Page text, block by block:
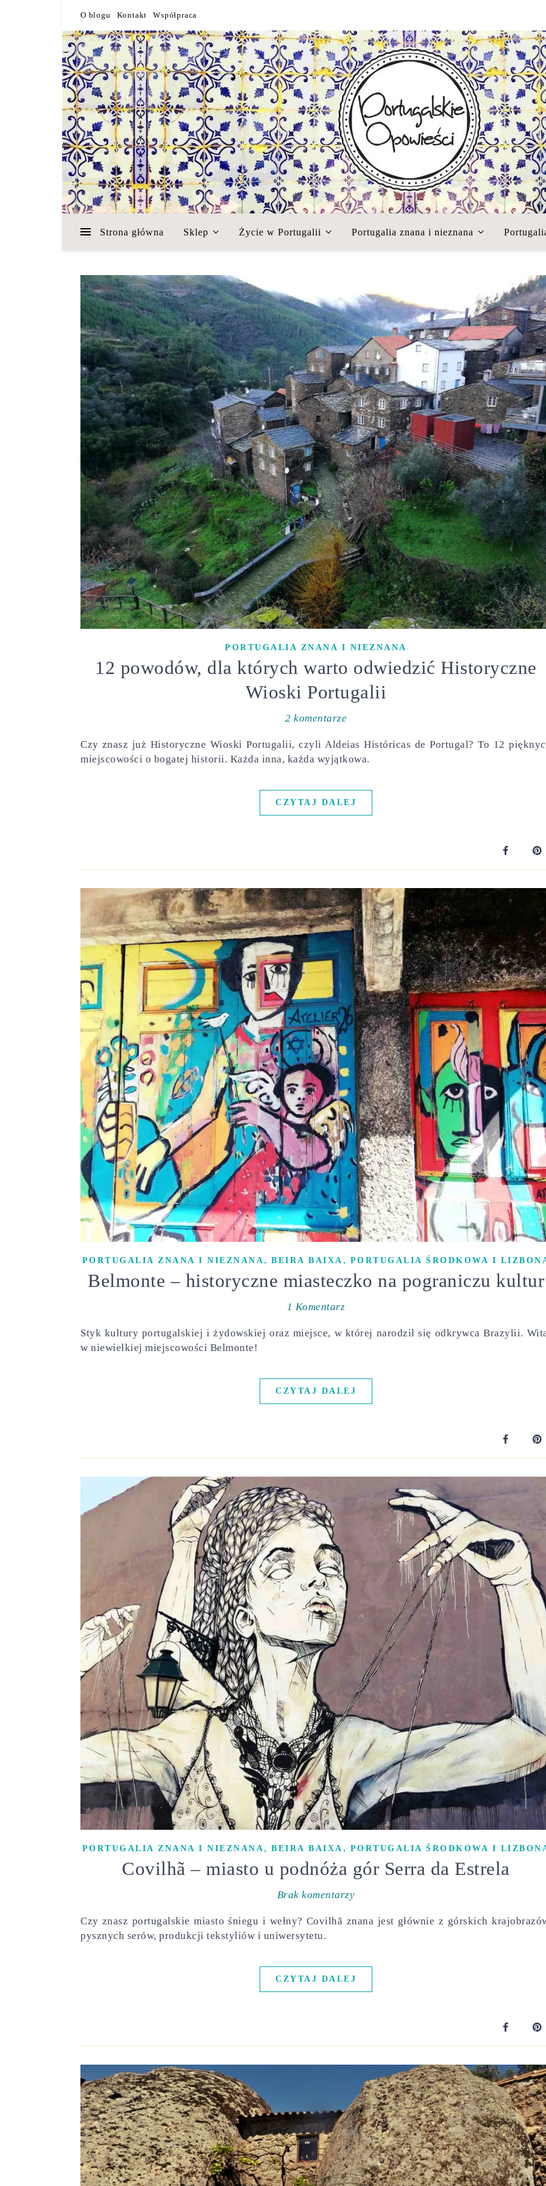
O blogu Kontakt Współpraca
Strona główna Sklep Życie w Portugalii Portugalia znana i nieznana
PORTUGALIA ZNANA I NIEZNANA
12 powodów, dla których warto odwiedzić Historyczne
Wioski Portugalii
2 komentarze
Czy znasz już Historyczne Wioski Portugalii, czyli Aldeias Históricas de Portugal? To 12
miejscowości o bogatej historii. Każda inna, każda wyjątkowa.
CZYTAJ DALEJ
PORTUGALIA ZNANA I NIEZNANA ,BEIRA BAIXA , PORTUGALIA ŚRODKOWA I
Belmonte – historyczne miasteczko na pograniczu kultur
1 Komentarz
Styk kultury portugalskiej i żydowskiej oraz miejsce, w której narodził się odkrywca Brazylii.
w niewielkiej miejscowości Belmonte!
CZYTAJ DALEJ
PORTUGALIA ZNANA I NIEZNANA ,BEIRA BAIXA , PORTUGALIA ŚRODKOWA I
Covilhã – miasto u podnóża gór Serra da Estrela
Brak komentarzy
Czy znasz portugalskie miasto śniegu i wełny? Covilhã znana jest głównie z górskich
pysznych serów, produkcji tekstyliów i uniwersytetu.
CZYTAJ DALEJ